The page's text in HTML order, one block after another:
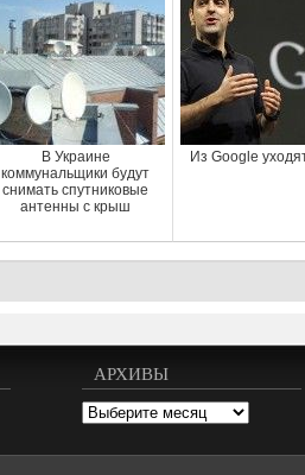
В Украине
коммунальщики будут
снимать спутниковые
антенны с крыш
Из Google
АРХИВЫ
Архивы